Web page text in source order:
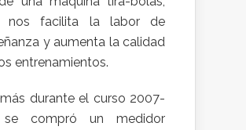
nos facilita la labor de
y aumenta la calidad
entrenamientos.
durante el curso 2007-
compró un medidor